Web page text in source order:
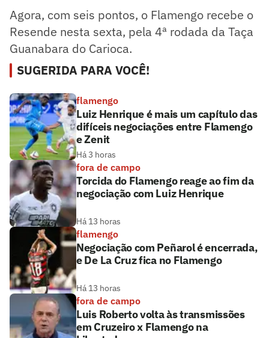
Agora, com seis pontos, o Flamengo recebe o
Resende nesta sexta, pela 4ª rodada da Taça
Guanabara do Carioca.
SUGERIDA PARA VOCÊ!
flamengo
Luiz Henrique é mais um capítulo das
difíceis negociações entre Flamengo
e Zenit
Há 3 horas
fora de campo
Torcida do Flamengo reage ao fim da
negociação com Luiz Henrique
Há 13 horas
flamengo
Negociação com Peñarol é encerrada,
e De La Cruz fica no Flamengo
Há 13 horas
fora de campo
Luis Roberto volta às transmissões
em Cruzeiro x Flamengo na